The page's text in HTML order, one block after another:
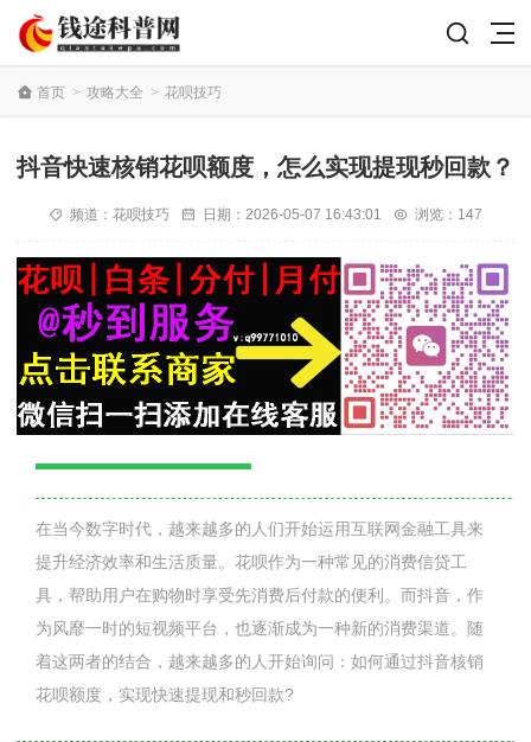
首页 > 攻略大全 > 花呗技巧
抖音快速核销花呗额度，怎么实现提现秒回款？
频道： 花呗技巧 日期： 2026-05-07 16:43:01 浏览：147
在当今数字时代，越来越多的人们开始运用互联网金融工具来
提升经济效率和生活质量。花呗作为一种常见的消费信贷工
具，帮助用户在购物时享受先消费后付款的便利。而抖音，作
为风靡一时的短视频平台，也逐渐成为一种新的消费渠道。随
着这两者的结合，越来越多的人开始询问：如何通过抖音核销
花呗额度，实现快速提现和秒回款?